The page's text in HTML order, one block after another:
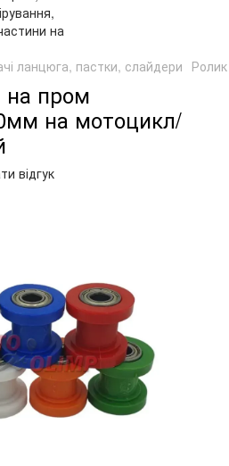
ланцюга, пастки, слайдери
на пром
на мотоцикл/
відгук